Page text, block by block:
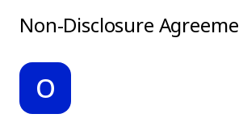
Non-Disclosure
O